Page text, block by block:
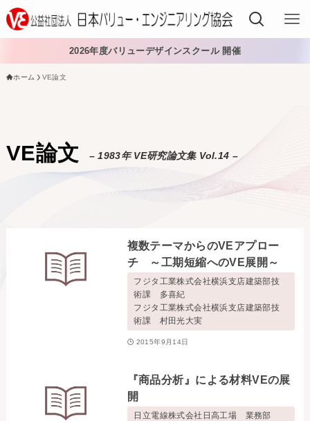
VEを導入する
日本VE協会について
日本VE協会について
資料・論文購入
アクセス
2026年度バリューデザインスクール 開催
ホーム VE論文
VE論文 – 1983年 VE研究論文集 Vol.14 –
複数テーマからのVEアプロー
チ ～工期短縮へのVE展開～
フジタ工業株式会社横浜支店建築部技
術課 多喜紀
フジタ工業株式会社横浜支店建築部技
術課 村田光大実
2015年9月14日
『商品分析』による材料VEの展
開
日立電線株式会社日高工場 業務部